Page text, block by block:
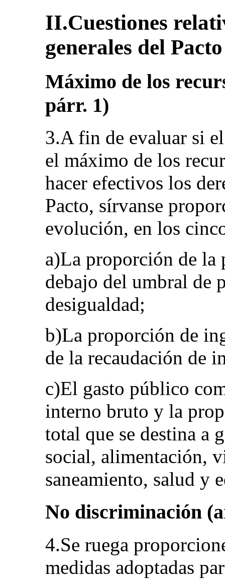
II.Cuestiones
generales del
Máximo de los
párr. 1)
3.A fin de evaluar si
el máximo de los
hacer efectivos los
Pacto, sírvanse
evolución, en los
a)La proporción de
debajo del umbral de
desigualdad;
b)La proporción de
de la recaudación de
c)El gasto público
interno bruto y la
total que se destina a
social, alimentación,
saneamiento, salud y
No discriminación
4.Se ruega
medidas adoptadas